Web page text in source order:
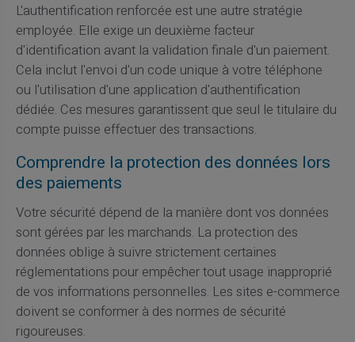
L'authentification renforcée est une autre stratégie
employée. Elle exige un deuxième facteur
d'identification avant la validation finale d'un paiement.
Cela inclut l'envoi d'un code unique à votre téléphone
ou l'utilisation d'une application d'authentification
dédiée. Ces mesures garantissent que seul le titulaire du
compte puisse effectuer des transactions.
Comprendre la protection des données lors
des paiements
Votre sécurité dépend de la manière dont vos données
sont gérées par les marchands. La protection des
données oblige à suivre strictement certaines
réglementations pour empêcher tout usage inapproprié
de vos informations personnelles. Les sites e-commerce
doivent se conformer à des normes de sécurité
rigoureuses.